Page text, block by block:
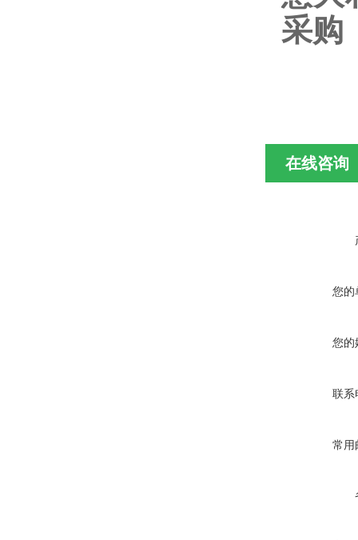
采购
在线咨询
您的
您的
联系
常用